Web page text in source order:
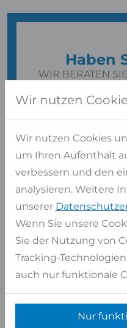
Haben
WIR BERATEN
oder
Langjährige
Wir nutzen
Wir nutzen Cookies
um Ihren Aufenthalt
verbessern und den
analysieren. Weitere
unserer
Wenn Sie unsere
Sie der Nutzung von
Tracking-
auch nur funktionale
Nur